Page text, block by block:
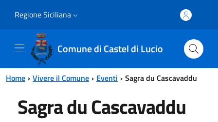
Regione Siciliana
Comune di Castel di Lucio
Home Vivere il Comune Eventi Sagra du Cascavaddu
Sagra du Cascavaddu